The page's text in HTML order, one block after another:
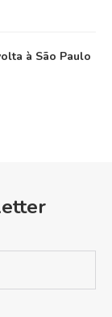
à São Paulo